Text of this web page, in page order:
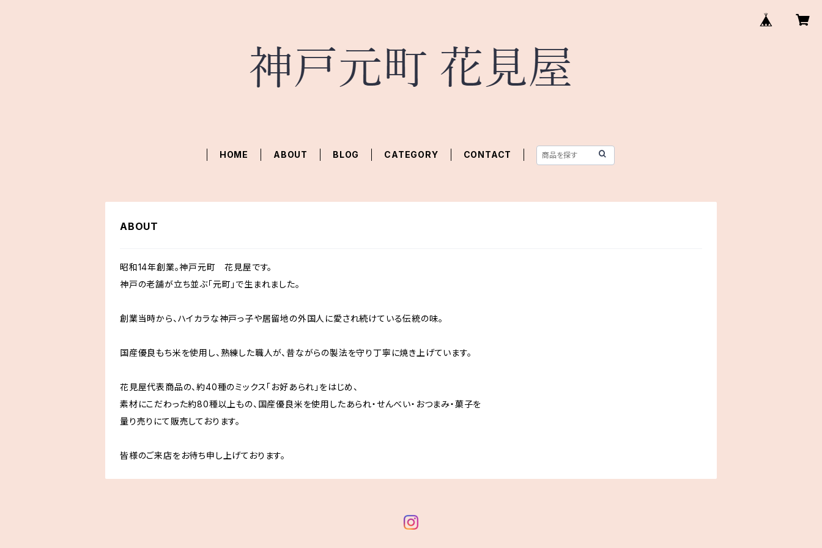
HOME ABOUT BLOG CATEGORY CONTACT
ABOUT
昭和14年創業。神戸元町 花見屋です。
神戸の老舗が立ち並ぶ「元町」で生まれました。
創業当時から、ハイカラな神戸っ子や居留地の外国人に愛され続けている伝統の味。
国産優良もち米を使用し、熟練した職人が、昔ながらの製法を守り丁寧に焼き上げています。
花見屋代表商品の、約40種のミックス「お好あられ」をはじめ、
素材にこだわった約80種以上もの、国産優良米を使用したあられ・せんべい・おつまみ・菓子を
量り売りにて販売しております。
皆様のご来店をお待ち申し上げております。